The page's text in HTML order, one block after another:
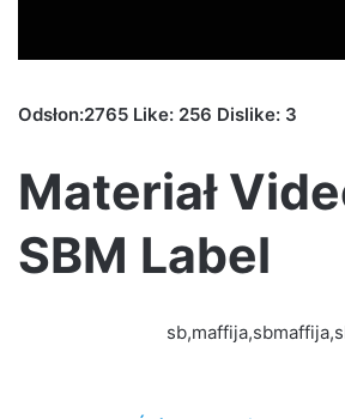
Odsłon:2765 Like: 256 Dislike: 3
Materiał
SBM Label